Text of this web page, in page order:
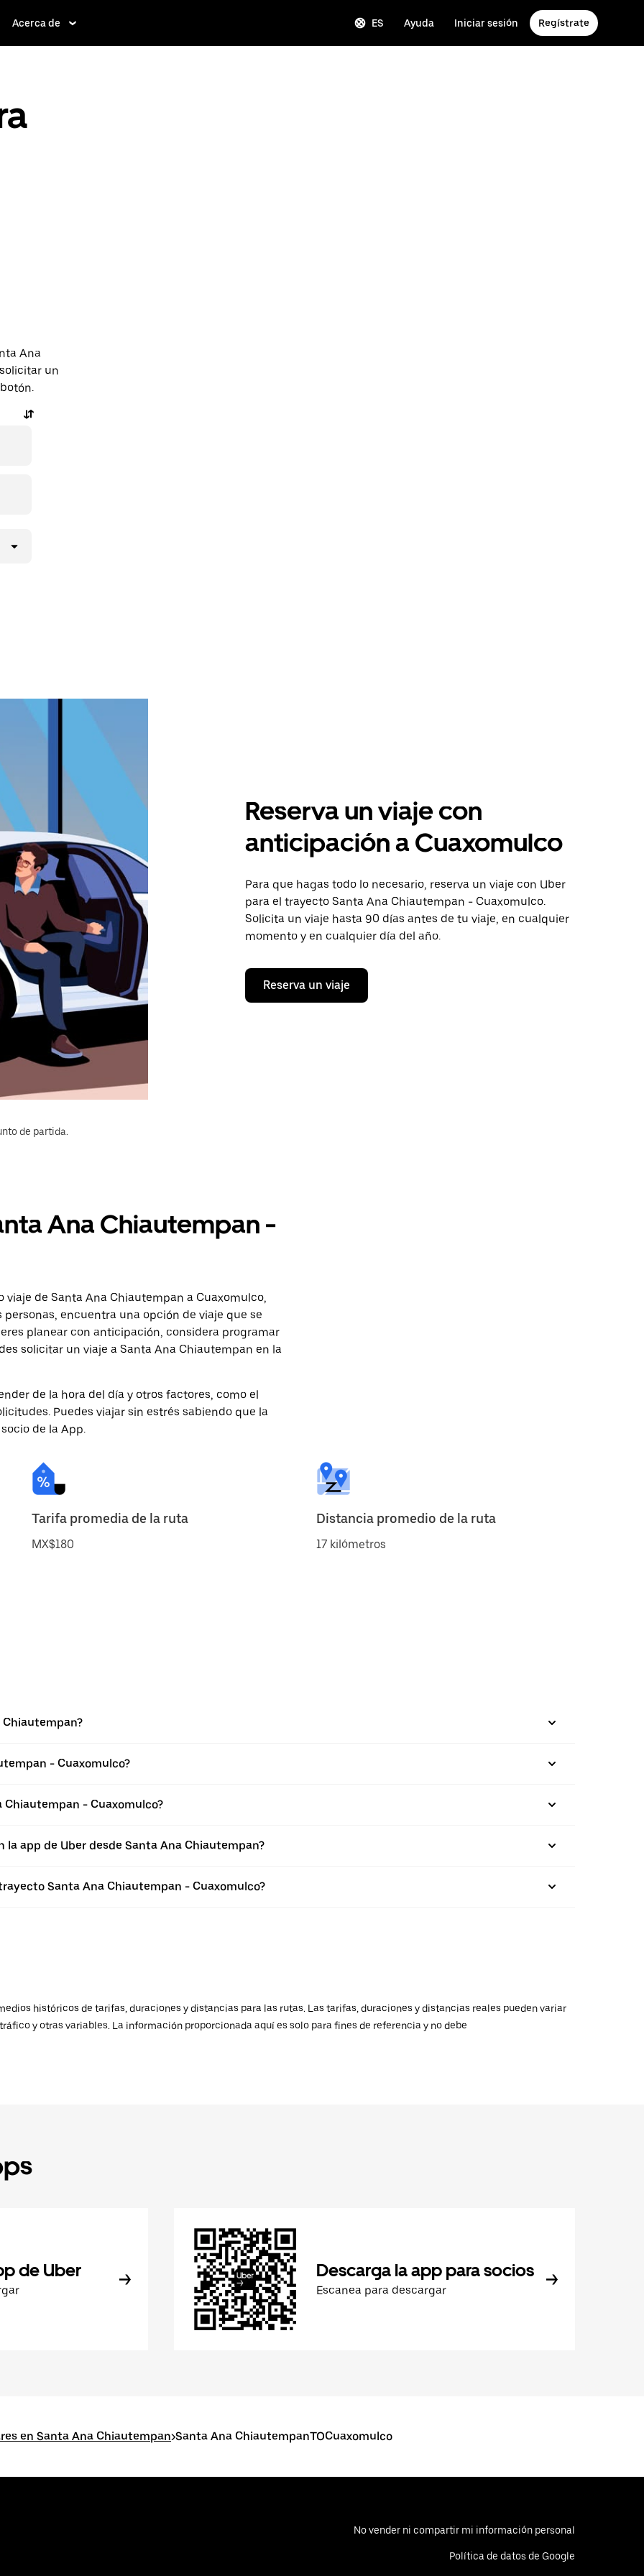
Acerca de ES Ayuda Iniciar sesión Regístrate
Ana
un
Reserva un viaje con
anticipación a Cuaxomulco
Para que hagas todo lo necesario, reserva un viaje con Uber
para el trayecto Santa Ana Chiautempan - Cuaxomulco.
Solicita un viaje hasta 90 días antes de tu viaje, en cualquier
momento y en cualquier día del año.
Reserva un viaje
de partida.
Ana Chiautempan -
de Santa Ana Chiautempan a Cuaxomulco,
encuentra una opción de viaje que se
planear con anticipación, considera programar
solicitar un viaje a Santa Ana Chiautempan en la
de la hora del día y otros factores, como el
Puedes viajar sin estrés sabiendo que la
de la App.
Tarifa promedia de la ruta
MX$180
Distancia promedio de la ruta
17 kilómetros
Chiautempan?
- Cuaxomulco?
- Cuaxomulco?
app de Uber desde Santa Ana Chiautempan?
Santa Ana Chiautempan - Cuaxomulco?
históricos de tarifas, duraciones y distancias para las rutas. Las tarifas, duraciones y distancias reales pueden variar
y otras variables. La información proporcionada aquí es solo para fines de referencia y no debe
de Uber Descarga la app para socios
Escanea para descargar
en Santa Ana Chiautempan>Santa Ana ChiautempanTOCuaxomulco
No vender ni compartir mi información personal
Política de datos de Google